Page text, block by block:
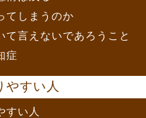
てしまうのか
て言えないであろうこと
症
やすい人
すい人